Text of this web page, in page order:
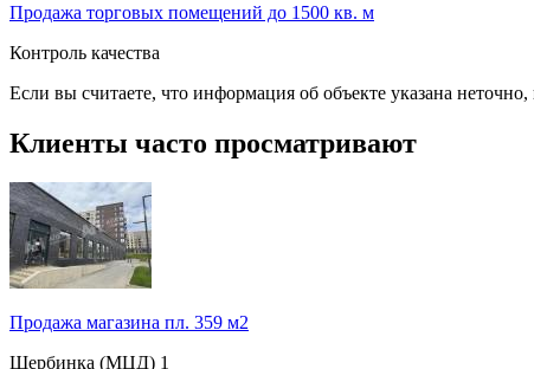
Продажа торговых помещений до 1500 кв. м
Контроль качества
Если вы считаете, что информация об объекте указана
Клиенты часто просматривают
Продажа магазина пл. 359 м2
Щербинка (МЦД) 1